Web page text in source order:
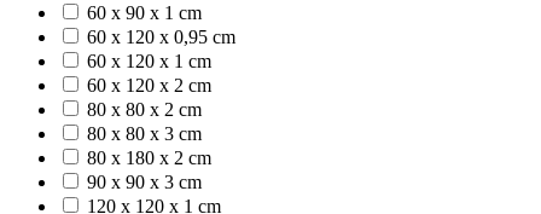
60 x 90 x 1 cm
60 x 120 x 0,95 cm
60 x 120 x 1 cm
60 x 120 x 2 cm
80 x 80 x 2 cm
80 x 80 x 3 cm
80 x 180 x 2 cm
90 x 90 x 3 cm
120 x 120 x 1 cm